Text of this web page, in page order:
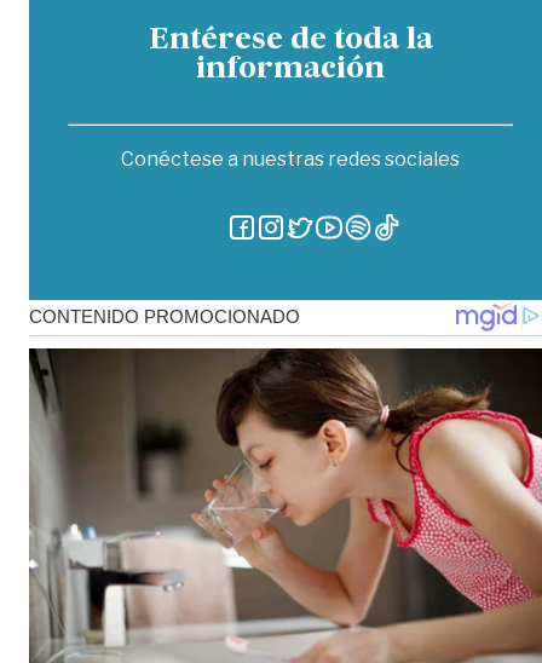
Entérese de toda la
información
Conéctese a nuestras redes sociales